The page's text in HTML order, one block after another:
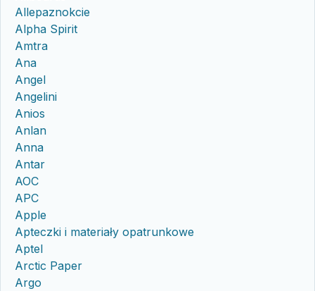
Allepaznokcie
Alpha Spirit
Amtra
Ana
Angel
Angelini
Anios
Anlan
Anna
Antar
AOC
APC
Apple
Apteczki i materiały opatrunkowe
Aptel
Arctic Paper
Argo